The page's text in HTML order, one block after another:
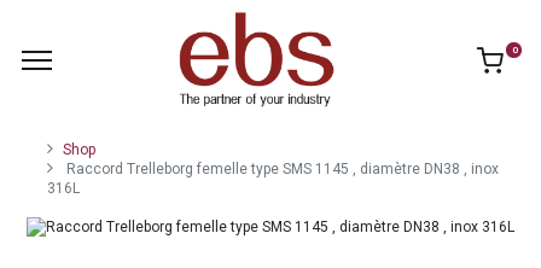
0
Shop
Raccord Trelleborg femelle type SMS 1145 , diamètre DN38 , inox
316L